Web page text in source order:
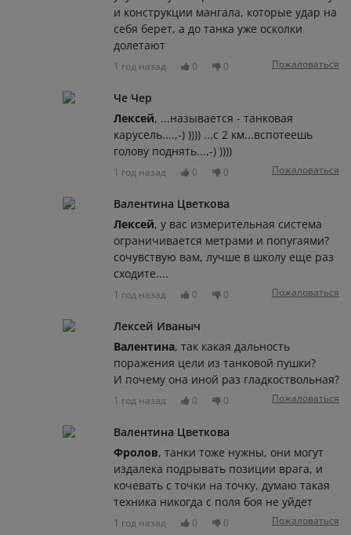
и конструкции мангала, которые удар на
себя берет, а до танка уже осколки
долетают
1 год назад 0 0 Пожаловаться
Че Чер
Лексей, ...называется - танковая
карусель....,-) )))) ...с 2 км...вспотеешь
голову поднять...,-) ))))
1 год назад 0 0 Пожаловаться
Валентина Цветкова
Лексей, у вас измерительная система
ограничивается метрами и попугаями?
сочувствую вам, лучше в школу еще раз
сходите....
1 год назад 0 0 Пожаловаться
Лексей Иваныч
Валентина, так какая дальность
поражения цели из танковой пушки?
И почему она иной раз гладкоствольная?
1 год назад 0 0 Пожаловаться
Валентина Цветкова
Фролов, танки тоже нужны, они могут
издалека подрывать позиции врага, и
кочевать с точки на точку, думаю такая
техника никогда с поля боя не уйдет
1 год назад 0 0 Пожаловаться